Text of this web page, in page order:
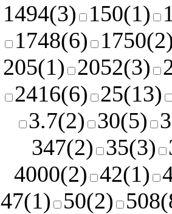
1494(3) 150(1)
1748(6) 1750
205(1) 2052(3)
2416(6) 25(13)
3.7(2) 30(5)
347(2) 35(3)
4000(2) 42(1)
47(1) 50(2) 508